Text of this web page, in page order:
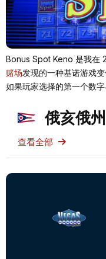
Bonus Spot Keno 是我在
赌场发现的一种基诺游戏
如果玩家选择的第一个数
俄亥俄
查看全部